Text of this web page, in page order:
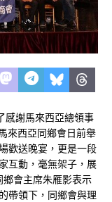
感謝馬來西亞總領事
來西亞同鄉會日前舉
歡送晚宴，更是一段
互動，毫無架子，展
會主席朱雁影表示
帶領下，同鄉會與理